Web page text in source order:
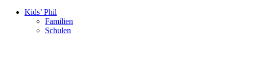
Kids’ Phil
Familien
Schulen